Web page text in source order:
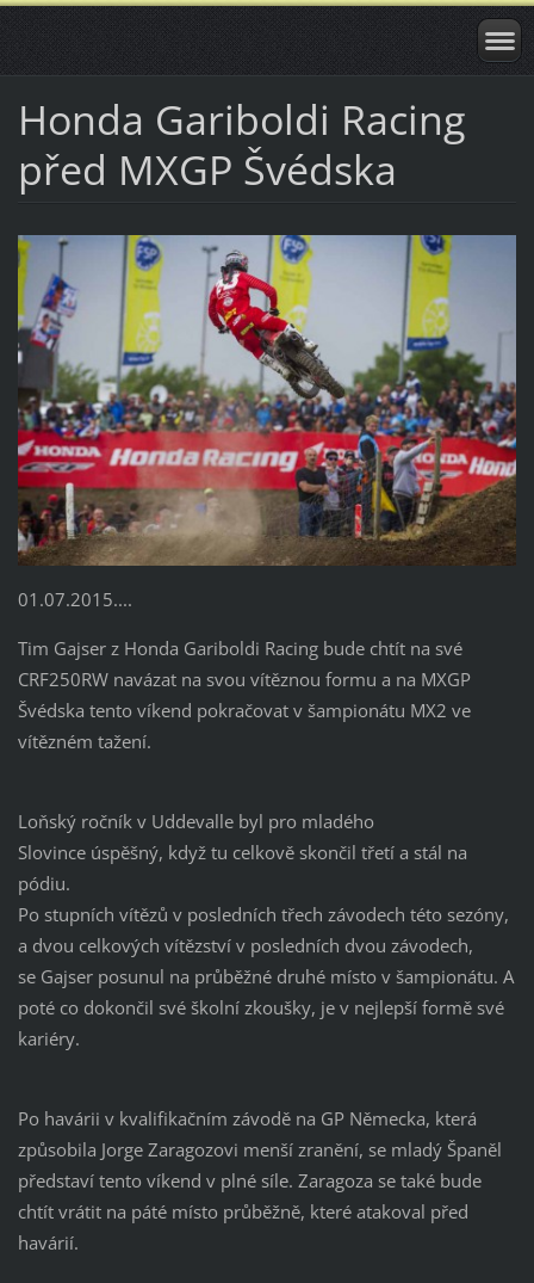
Honda Gariboldi Racing
před MXGP Švédska
01.07.2015....
Tim Gajser z Honda Gariboldi Racing bude chtít na své
CRF250RW navázat na svou vítěznou formu a na MXGP
Švédska tento víkend pokračovat v šampionátu MX2 ve
vítězném tažení.
Loňský ročník v Uddevalle byl pro mladého
Slovince úspěšný, když tu celkově skončil třetí a stál na
pódiu.
Po stupních vítězů v posledních třech závodech této sezóny,
a dvou celkových vítězství v posledních dvou závodech,
se Gajser posunul na průběžné druhé místo v šampionátu. A
poté co dokončil své školní zkoušky, je v nejlepší formě své
kariéry.
Po havárii v kvalifikačním závodě na GP Německa, která
způsobila Jorge Zaragozovi menší zranění, se mladý Španěl
představí tento víkend v plné síle. Zaragoza se také bude
chtít vrátit na páté místo průběžně, které atakoval před
havárií.